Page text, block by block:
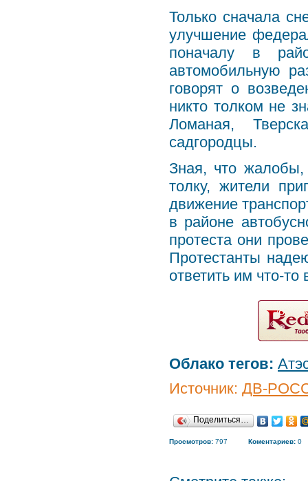
Только сначала
улучшение
поначалу в
автомобильную
говорят о
никто толком не
Ломаная,
садгородцы.
Зная, что
толку, жители
движение
в районе
протеста они
Протестанты
ответить им что-то
Облако тегов:
Источник: ДВ-
Поделиться…
Просмотров: 797 Коментариев: 0